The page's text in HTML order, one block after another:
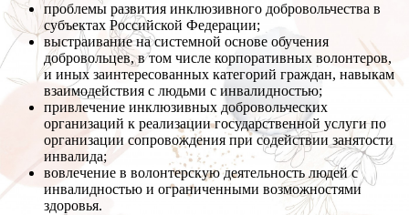
проблемы развития инклюзивного добровольчества в
субъектах Российской Федерации;
выстраивание на системной основе обучения
добровольцев, в том числе корпоративных волонтеров,
и иных заинтересованных категорий граждан, навыкам
взаимодействия с людьми с инвалидностью;
привлечение инклюзивных добровольческих
организаций к реализации государственной услуги по
организации сопровождения при содействии занятости
инвалида;
вовлечение в волонтерскую деятельность людей с
инвалидностью и ограниченными возможностями
здоровья.